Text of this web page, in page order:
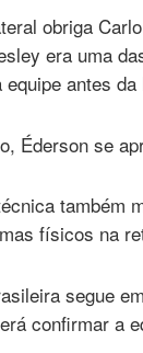
obriga
era uma
antes da
Éderson se
também
físicos na
segue
confirmar a